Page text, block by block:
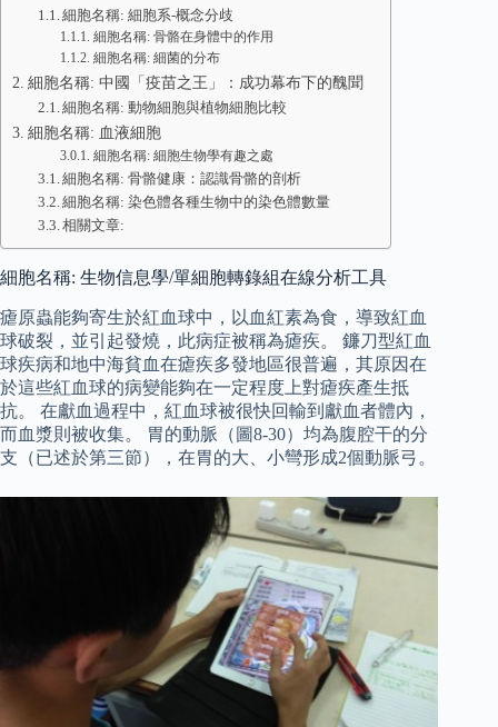
細胞名稱: 細胞系-概念分歧
細胞名稱: 骨骼在身體中的作用
細胞名稱: 細菌的分布
細胞名稱: 中國「疫苗之王」：成功幕布下的醜聞
細胞名稱: 動物細胞與植物細胞比較
細胞名稱: 血液細胞
細胞名稱: 細胞生物學有趣之處
細胞名稱: 骨骼健康：認識骨骼的剖析
細胞名稱: 染色體各種生物中的染色體數量
相關文章:
細胞名稱: 生物信息學/單細胞轉錄組在線分析工具
瘧原蟲能夠寄生於紅血球中，以血紅素為食，導致紅血
球破裂，並引起發燒，此病症被稱為瘧疾。 鐮刀型紅血
球疾病和地中海貧血在瘧疾多發地區很普遍，其原因在
於這些紅血球的病變能夠在一定程度上對瘧疾產生抵
抗。 在獻血過程中，紅血球被很快回輸到獻血者體內，
而血漿則被收集。 胃的動脈（圖8-30）均為腹腔干的分
支（已述於第三節），在胃的大、小彎形成2個動脈弓。